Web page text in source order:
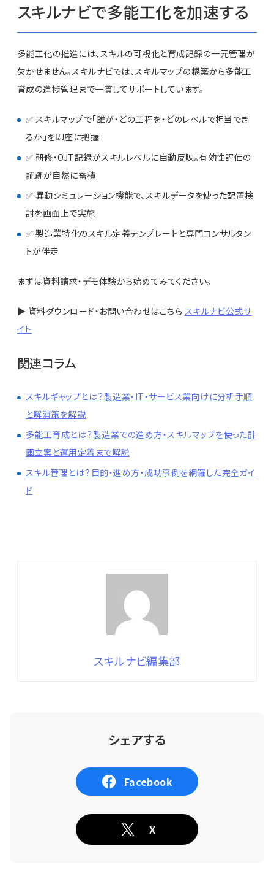
スキルナビで多能工化を加速する
多能工化の推進には、スキルの可視化と育成記録の一元管理が
欠かせません。スキルナビでは、スキルマップの構築から多能工
育成の進捗管理まで一貫してサポートしています。
✅ スキルマップで「誰が・どの工程を・どのレベルで担当でき
るか」を即座に把握
✅ 研修・OJT記録がスキルレベルに自動反映。有効性評価の
証跡が自然に蓄積
✅ 異動シミュレーション機能で、スキルデータを使った配置検
討を画面上で実施
✅ 製造業特化のスキル定義テンプレートと専門コンサルタン
トが伴走
まずは資料請求・デモ体験から始めてみてください。
▶ 資料ダウンロード・お問い合わせはこちら スキルナビ公式サ
イト
関連コラム
スキルギャップとは？製造業・IT・サービス業向けに分析手順
と解消策を解説
多能工育成とは？製造業での進め方・スキルマップを使った計
画立案と運用定着まで解説
スキル管理とは？目的・進め方・成功事例を網羅した完全ガイ
ド
スキルナビ編集部
シェアする
Facebook
X